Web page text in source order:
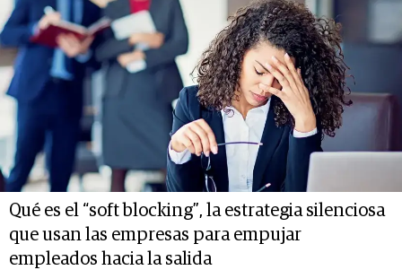
Qué es el “soft blocking”, la estrategia silenciosa
que usan las empresas para empujar
empleados hacia la salida